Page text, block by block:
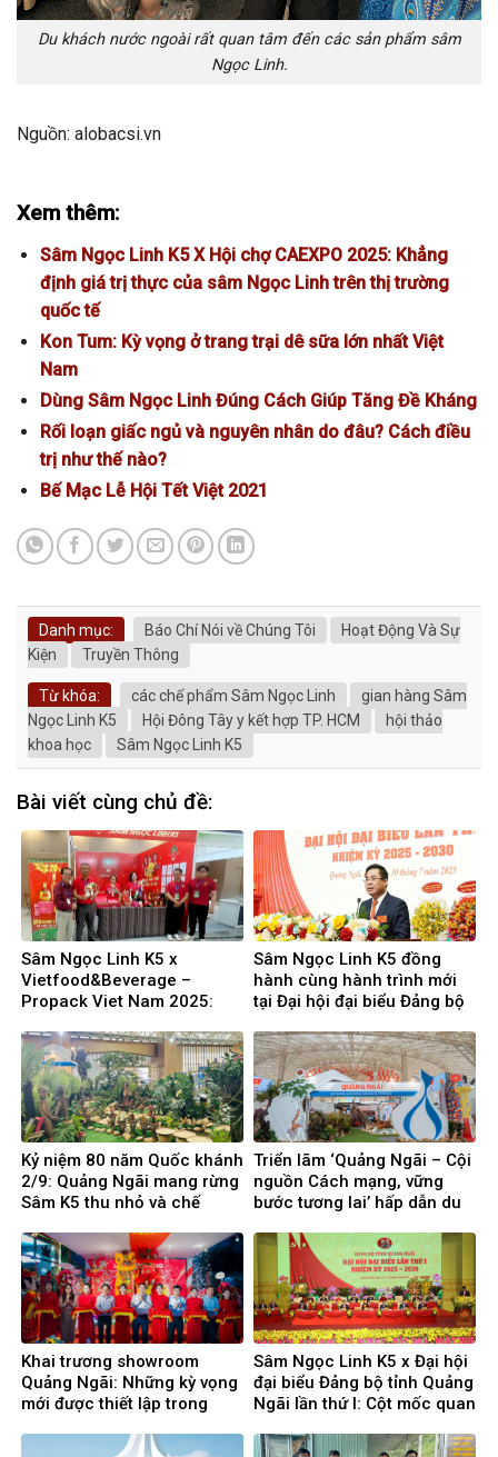
Du khách nước ngoài rất quan tâm đến các sản phẩm sâm
Ngọc Linh.
Nguồn: alobacsi.vn
Xem thêm:
Sâm Ngọc Linh K5 X Hội chợ CAEXPO 2025: Khẳng
định giá trị thực của sâm Ngọc Linh trên thị trường
quốc tế
Kon Tum: Kỳ vọng ở trang trại dê sữa lớn nhất Việt
Nam
Dùng Sâm Ngọc Linh Đúng Cách Giúp Tăng Đề Kháng
Rối loạn giấc ngủ và nguyên nhân do đâu? Cách điều
trị như thế nào?
Bế Mạc Lễ Hội Tết Việt 2021
Danh mục: Báo Chí Nói về Chúng Tôi
Hoạt Động Và Sự
Kiện
Truyền Thông
Từ khóa: các chế phẩm Sâm Ngọc Linh
gian hàng Sâm
Ngọc Linh K5
Hội Đông Tây y kết hợp TP. HCM
hội thảo
khoa học
Sâm Ngọc Linh K5
Bài viết cùng chủ đề:
Sâm Ngọc Linh K5 x
Vietfood&Beverage –
Propack Viet Nam 2025:
ngành F&B Việt Nam
Sâm Ngọc Linh K5 đồng
hành cùng hành trình mới
tại Đại hội đại biểu Đảng bộ
Kỷ niệm 80 năm Quốc khánh
2/9: Quảng Ngãi mang rừng
Sâm K5 thu nhỏ và chế
đô
Triển lãm ‘Quảng Ngãi – Cội
nguồn Cách mạng, vững
bước tương lai’ hấp dẫn du
Khai trương showroom
Quảng Ngãi: Những kỳ vọng
mới được thiết lập trong
khỏe khách hàng
Sâm Ngọc Linh K5 x Đại hội
đại biểu Đảng bộ tỉnh Quảng
Ngãi lần thứ I: Cột mốc quan
nguyên mới